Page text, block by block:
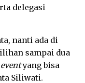
delegasi
nanti ada di
sampai dua
yang bisa
Siliwati.